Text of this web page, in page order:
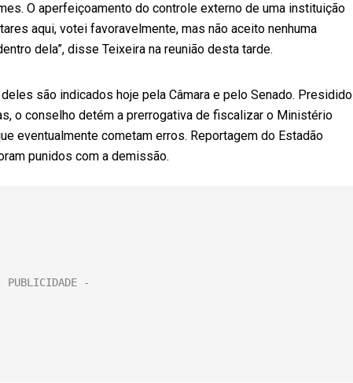
O aperfeiçoamento do controle externo de uma instituição
aqui, votei favoravelmente, mas não aceito nenhuma
dela”, disse Teixeira na reunião desta tarde.
são indicados hoje pela Câmara e pelo Senado. Presidido
o conselho detém a prerrogativa de fiscalizar o Ministério
eventualmente cometam erros. Reportagem do Estadão
punidos com a demissão.